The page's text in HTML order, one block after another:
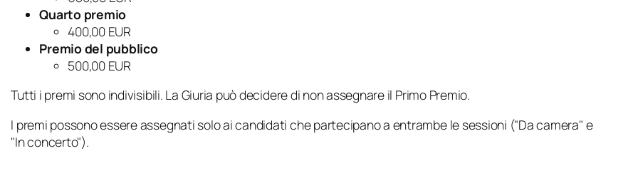
Quarto premio
400,00 EUR
Premio del pubblico
500,00 EUR
Tutti i premi sono indivisibili. La Giuria può decidere di non assegnare il Primo Premio.
I premi possono essere assegnati solo ai candidati che partecipano a entrambe le sessioni ("Da camera" e
"In concerto").